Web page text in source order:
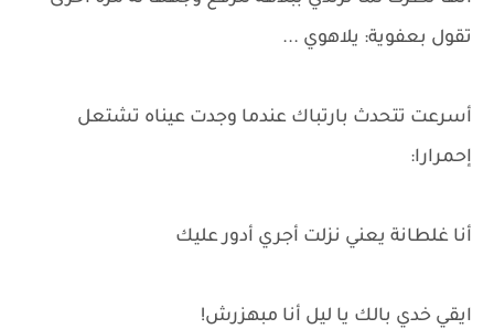
تقول بعفوية: يلاهوي ...
أسرعت تتحدث بارتباك عندما وجدت عيناه تشتعل
إحمرارا:
أنا غلطانة يعني نزلت أجري أدور عليك
ايقي خدي بالك يا ليل أنا مبهزرش!